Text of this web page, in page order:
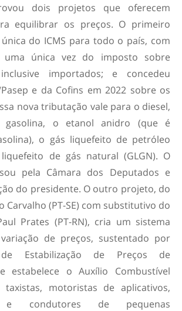
dois projetos que oferecem
equilibrar os preços. O primeiro
do ICMS para todo o país, com
uma única vez do imposto sobre
importados; e concedeu
e da Cofins em 2022 sobre os
nova tributação vale para o diesel,
gasolina, o etanol anidro (que é
o gás liquefeito de petróleo
de gás natural (GLGN). O
pela Câmara dos Deputados e
do presidente. O outro projeto, do
Carvalho (PT-SE) com substitutivo do
Prates (PT-RN), cria um sistema
de preços, sustentado por
Estabilização de Preços de
estabelece o Auxílio Combustível
taxistas, motoristas de aplicativos,
e condutores de pequenas